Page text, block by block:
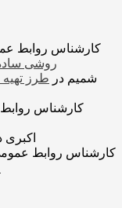
کارشناس روابط
روشی
شمیم در طرز
کارشناس
اکبری
کارشناس روابط